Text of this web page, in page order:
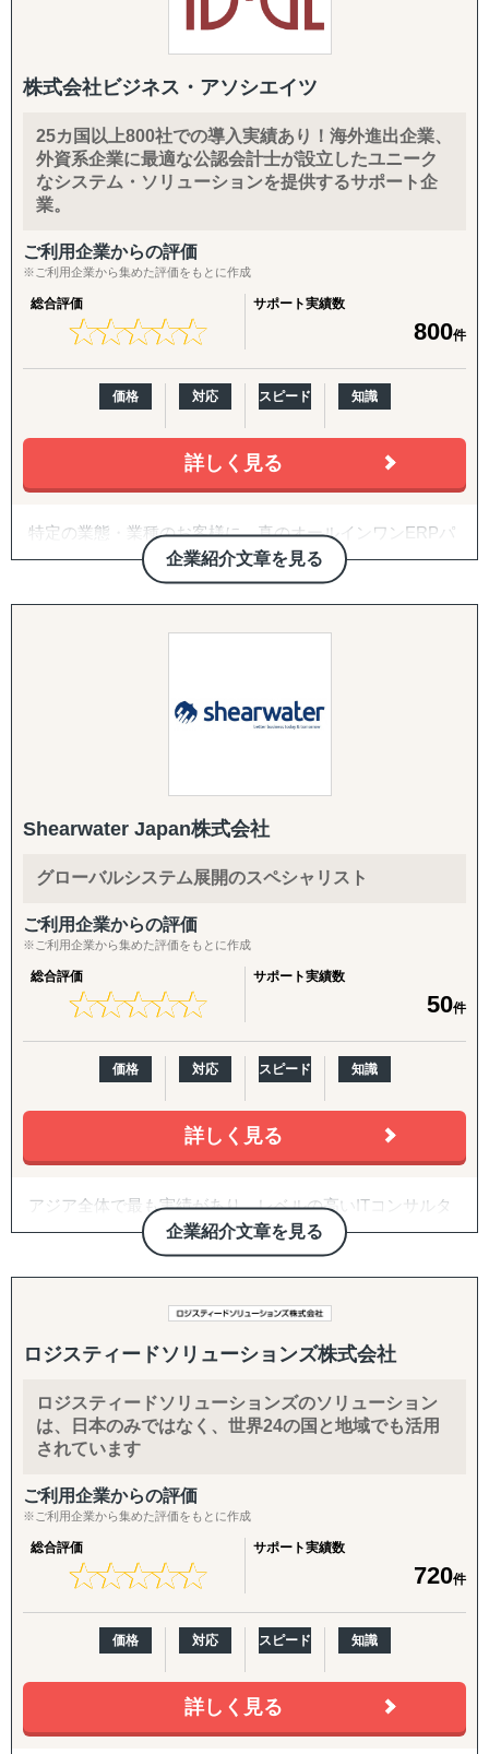
↳ 現地視察の企画・アテンド
『集客活動チーム』
目的：海外現地で“売れる”ためのマーケティング活動を確
↳ 多言語サイト制作
↳ EC運用
↳ SNS運用
↳ 広告運用（Google／Meta など）
↳ 画像・動画コンテンツ制作
『販路構築チーム』
目的：海外現地で最適なパートナーとの取引を創出する
↳ 商談向け資料制作
↳ 企業リストアップ
↳ アポイント取得
↳ 契約サポート
『体制構築チーム』
↳ 会社設立（登記・銀行口座）
↳ ビザ申請サポート
↳ 不動産探索（オフィス・倉庫・店舗・住居）
↳ 店舗開業パッケージ（許認可・内装・採用・集客）
↳ 人材採用支援（現地スタッフ採用）
・海外進出支援(法人設立〜撤退まで)
進出相談・現地視察アテンドから、登記・各種ライセンス
取得、株主税務番号(PAN等)取得、銀行口座開設、進出後
の継続サポート、撤退・閉鎖まで一気通貫で対応します。
・クロスボーダーM&A(海外M&A)
海外企業の買収・売却によるスピード進出・スピード撤退
をご支援。ターゲット選定、買収戦略立案、デューデリジ
トップで対応します。
・国際税務・監査・労務
各国の税務・会計、移転価格、子会社監査、人事労務制度
設計、駐在員税務、グローバル税務戦略まで、会計事務所
を母体とした専門家ネットワークで網羅します。
■ グローバルサポートの強み
【圧倒的な台湾ネットワーク】
創業以来、台湾に毎月渡航し構築してきた強固なパートナ
ーシップにより、
他社では提供できない販路開拓ルートを確保。食品、酒、
米、庭木、観賞魚などの特殊分野でも確かな実績を持ち、
あらゆる商材の輸出入をサポートします。
常識にとらわれない発想で、通常の貿易会社では対応困難
な案件にも果敢に挑戦。
生き物・植物の輸出入や、特殊貨物の取扱いなど、
専門性の高いサービスを提供しています。
【両方向のビジネス支援】
日本から海外への展開支援だけでなく、海外企業の日本進
出もサポート。
輸入→保管→ピッキング→発送までのワンストップ物流体
、EC販売やオムニチャネル展開もスムーズに実現します。
■ サービス展開
海外（台湾・タイ・シンガポール他）での営業代行
グローバル輸出入サポート（コンテナ手配、通関手続き
展示会・商談会の出展代行・同行サポート
EC向け国際物流管理（保管・ピッキング・発送）
中小企業でも海外市場で成功できるよう、専門知識と情熱
をもってサポートします。
い風となり、
挑戦を迷っている方、まずはお気軽にご相談ください。
貴社の製品・サービスの強みを活かした、オーダーメイド
の海外展開戦略をご提案いたします。
株式会社ビジネス・アソシエイツ
25カ国以上800社での導入実績あり！海外進出企業、
外資系企業に最適な公認会計士が設立したユニーク
なシステム・ソリューションを提供するサポート企
業。
ご利用企業からの評価
※ご利用企業から集めた評価をもとに作成
総合評価
★★★★★
★★★★★
サポート実績数
800件
価格 対応 スピード 知識
詳しく見る
企業紹介文章を見る
特定の業態・業種のお客様に、真のオールインワンERPパ
ッケージ、Plaza-iを提供、
成長を永続的に支えていく。
それが、私たち、ビジネス・アソシエイツです。
だから、サポートの単位は最低でも20年。お客様は、バー
ジョンアップのたびに発生する多額のコストや、製品検討
成長を志向する中堅企業を支える。それは、大手外資系監
査法人出身で、システム監査技術者の資格も有する現代表
が掲げた創業の意志です。
社員は、この意志と、豊富な経営・ITの知識を厳しい社内
教育によって継承。協力会社や派遣会社に頼ることなく、
設計・開発・販売・保守までを一貫して担当し、お客様を
支え続けます。
私たちの社是のひとつに、「継続的なサポート」がありま
す。
だから、サポートの単位は最低でも20年。お客様は、バー
ジョンアップのたびに発生する多額のコストや、製品検討
や導入トレーニングにかかるタイムロスを気にすることな
く、本業の発展に注力できます。
査法人出身で、システム監査技術者の資格も有する現代表
が掲げた創業の意志です。
社員は、この意志と、豊富な経営・ITの知識を厳しい社内
教育によって継承。協力会社や派遣会社に頼ることなく、
設計・開発・販売・保守までを一貫して担当し、お客様を
Shearwater Japan株式会社
グローバルシステム展開のスペシャリスト
ご利用企業からの評価
※ご利用企業から集めた評価をもとに作成
総合評価
★★★★★
★★★★★
サポート実績数
50件
価格 対応 スピード 知識
詳しく見る
企業紹介文章を見る
アジア全体で最も実績があり、レベルの高いITコンサルタ
ント集団。
プロジェクト管理、コンサルティング、開発、他システム
との連携等を全てワンストップサービスで提供。自社海外
拠点（中国、シンガポール、台湾、マレーシア）があるた
め海外展開先でも手厚いサポートに実績がございます。
Oracle NetSuite と Workday Adaptive Planning 代理店
システム販売、導入、開発、トレーニング、サポート、運
用支援の幅広いサービスを提供しております。
ロジスティードソリューションズ株式会社
ロジスティードソリューションズのソリューション
は、日本のみではなく、世界24の国と地域でも活用
されています
ご利用企業からの評価
※ご利用企業から集めた評価をもとに作成
総合評価
★★★★★
★★★★★
サポート実績数
720件
価格 対応 スピード 知識
詳しく見る